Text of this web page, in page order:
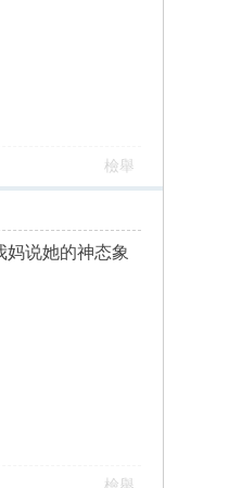
檢舉
妈说她的神态象